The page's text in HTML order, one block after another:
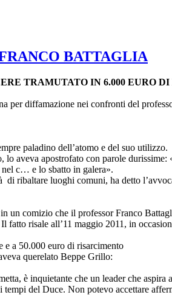
BATTAGLIA
TRAMUTATO IN 6.000 EURO
per diffamazione nei confronti del
paladino dell’atomo e del suo utilizzo.
lo aveva apostrofato con parole durissime:
c… e lo sbatto in galera».
di ribaltare luoghi comuni, ha detto
comizio che il professor Franco
risale all’11 maggio 2011, in
a 50.000 euro di risarcimento
querelato Beppe Grillo:
è inquietante che un leader che aspira
del Duce. Non potevo accettare